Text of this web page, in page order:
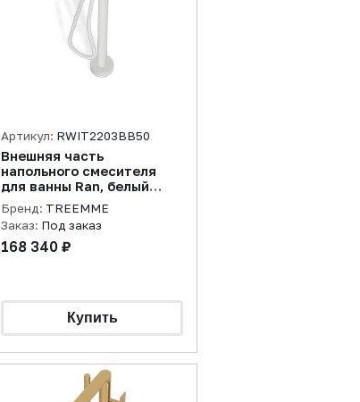
Артикул: RWIT2203BB50
Внешняя часть
напольного смесителя
для ванны Ran, белый
матовый
Бренд: TREEMME
Заказ: Под заказ
168 340 ₽